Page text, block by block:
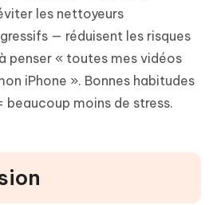
les nettoyeurs
— réduisent les risques
penser « toutes mes vidéos
iPhone ». Bonnes habitudes
beaucoup moins de stress.